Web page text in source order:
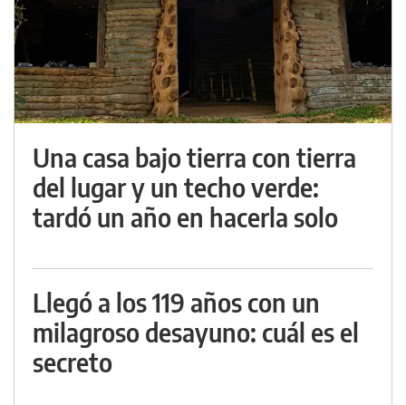
Una casa bajo tierra con tierra
del lugar y un techo verde:
tardó un año en hacerla solo
Llegó a los 119 años con un
milagroso desayuno: cuál es el
secreto